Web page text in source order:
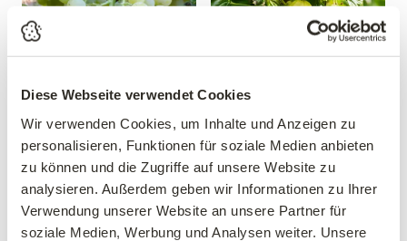
Diese Webseite verwendet Cookies
Wir verwenden Cookies, um Inhalte und Anzeigen zu
personalisieren, Funktionen für soziale Medien anbieten
zu können und die Zugriffe auf unsere Website zu
analysieren. Außerdem geben wir Informationen zu Ihrer
Verwendung unserer Website an unsere Partner für
soziale Medien, Werbung und Analysen weiter. Unsere
Weintraube 'Phoenix'
Vitis vinifera 'Phoenix'
19,99 €
4 Liter Topf
Gelbe Stachelbeersäule
24,99 €
Säulenform
60-80 cm/4 Liter Topf